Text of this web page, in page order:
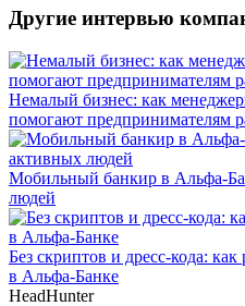
Другие интервью
Немалый бизнес: как
помогают предпринимателям
Мобильный банкир в Альфа-
людей
Без скриптов и дресс-кода:
в Альфа-Банке
HeadHunter